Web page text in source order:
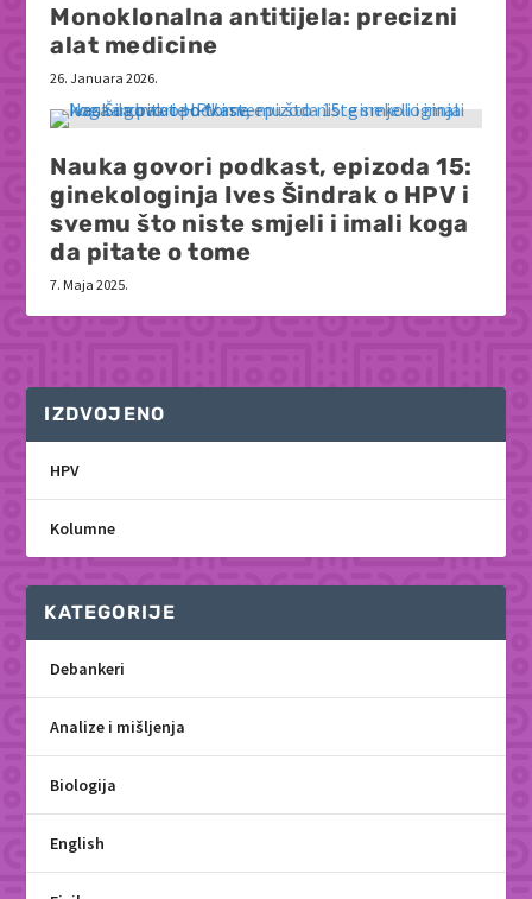
Monoklonalna antitijela: precizni
alat medicine
26. Januara 2026.
Nauka govori podkast, epizoda 15:
ginekologinja Ives Šindrak o HPV i
svemu što niste smjeli i imali koga
da pitate o tome
7. Maja 2025.
IZDVOJENO
HPV
Kolumne
KATEGORIJE
Debankeri
Analize i mišljenja
Biologija
English